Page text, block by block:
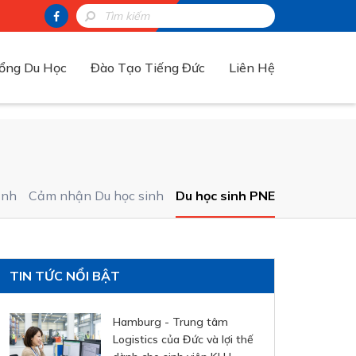
Du Học Đào Tạo Tiếng Đức Liên Hệ
Cảm nhận Du học sinh Du học sinh PNE
TIN TỨC NỔI BẬT
Hamburg - Trung tâm
Logistics của Đức và lợi thế